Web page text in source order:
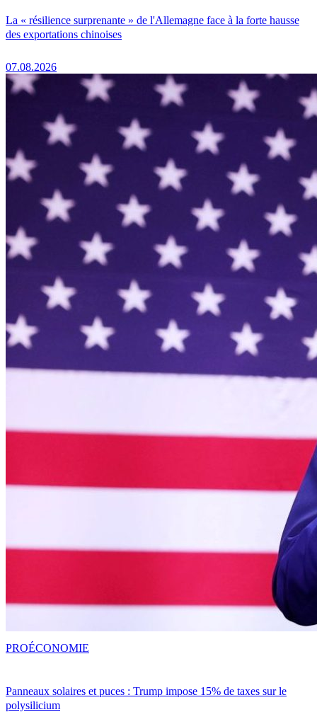
La « résilience surprenante » de l'Allemagne face à la forte hausse
des exportations chinoises
07.08.2026
Panneaux solaires et puces : Trump impose 15% de taxes sur le
polysilicium
PROÉCONOMIE